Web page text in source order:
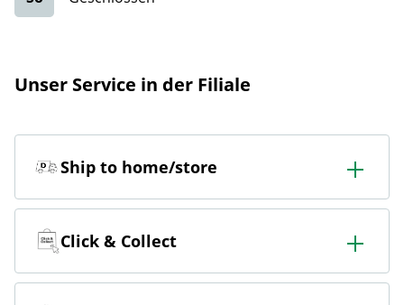
Unser Service in der Filiale
Ship to home/store
In der Filiale bestellen & in die Filiale oder nach Hause
liefern lassen.
Click & Collect
Online bestellen & kostenlos hier in der Filiale abholen